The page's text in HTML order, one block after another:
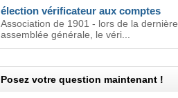
élection vérificateur aux comptes
Association de 1901 - lors de la dernière
assemblée générale, le véri...
Posez votre question maintenant !